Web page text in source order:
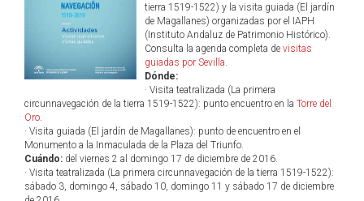
tierra 1519-1522) y la visita guiada (El jardín
de Magallanes) organizadas por el IAPH
(Instituto Andaluz de Patrimonio Histórico).
Consulta la agenda completa de visitas
guiadas por Sevilla.
Dónde:
· Visita teatralizada (La primera
circunnavegación de la tierra 1519-1522): punto encuentro en la Torre del
Oro.
· Visita guiada (El jardín de Magallanes): punto de encuentro en el
Monumento a la Inmaculada de la Plaza del Triunfo.
Cuándo: del viernes 2 al domingo 17 de diciembre de 2016.
· Visita teatralizada (La primera circunnavegación de la tierra 1519-1522):
sábado 3, domingo 4, sábado 10, domingo 11 y sábado 17 de diciembre